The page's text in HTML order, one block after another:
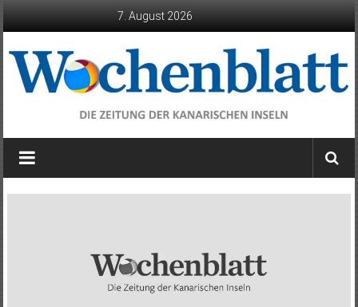
7. August 2026
Wochenblatt
die